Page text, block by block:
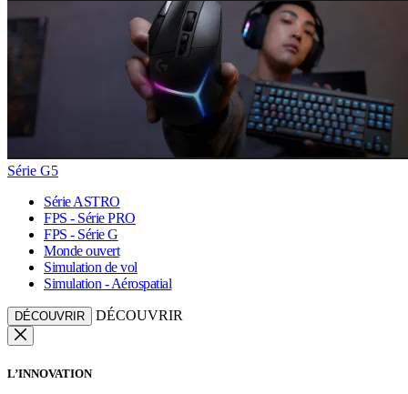
Série G5
Série ASTRO
FPS - Série PRO
FPS - Série G
Monde ouvert
Simulation de vol
Simulation - Aérospatial
DÉCOUVRIR DÉCOUVRIR
L’INNOVATION